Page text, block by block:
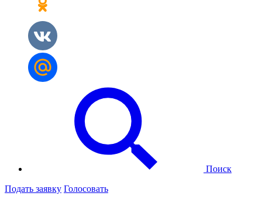
Поиск
Подать заявку Голосовать